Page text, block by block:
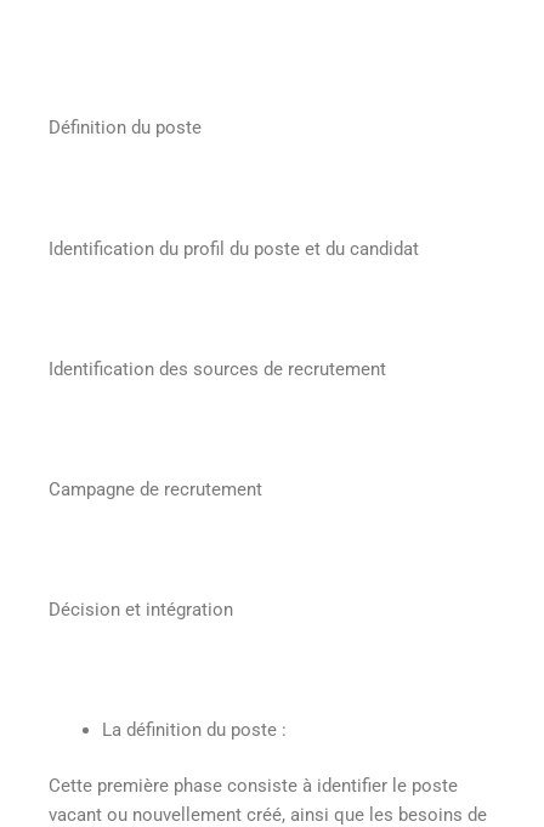
Définition du poste
Identification du profil du poste et du candidat
Identification des sources de recrutement
Campagne de recrutement
Décision et intégration
La définition du poste :
Cette première phase consiste à identifier le poste
vacant ou nouvellement créé, ainsi que les besoins de